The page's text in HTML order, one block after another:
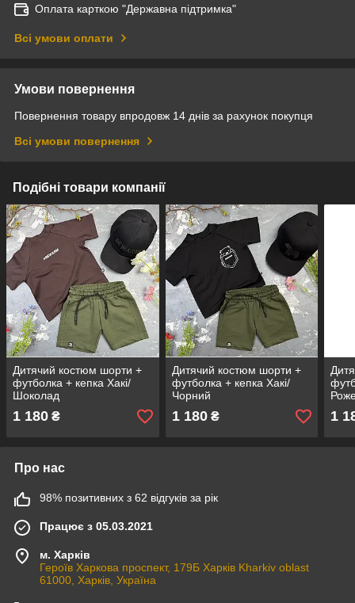
Оплата карткою "Державна підтримка"
Всі умови оплати
Умови повернення
Повернення товару впродовж 14 днів за рахунок покупця
Всі умови повернення
Подібні товари компанії
Дитячий костюм шорти +
футболка + кепка Хакі/
Шоколад
1 180 ₴
Дитячий костюм шорти +
футболка + кепка Хакі/
Чорний
1 180₴ 1
Про нас
98% позитивних з 62 відгуків за рік
Працює з 05.03.2021
м. Харків
Героїв Харкова проспект, 179Б Харків Kharkiv oblast
61000, Харків, Україна